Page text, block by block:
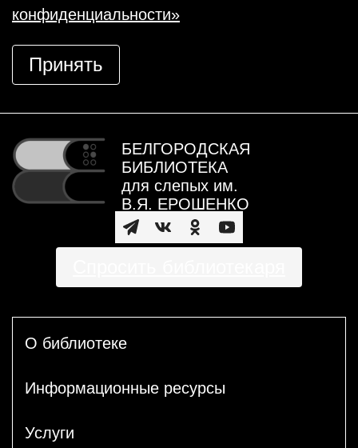
конфиденциальности»
Принять
БЕЛГОРОДСКАЯ
БИБЛИОТЕКА
для слепых им.
В.Я. ЕРОШЕНКО
О библиотеке
Информационные ресурсы
Услуги